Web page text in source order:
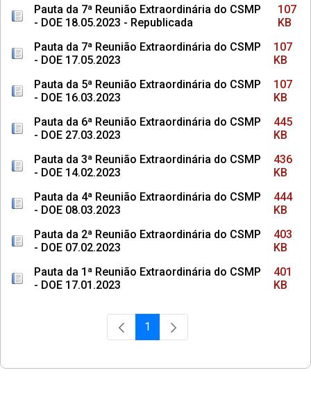
Pauta da 7ª Reunião Extraordinária do CSMP
- DOE 18.05.2023 - Republicada
107
KB
Pauta da 7ª Reunião Extraordinária do CSMP
- DOE 17.05.2023
107
KB
Pauta da 5ª Reunião Extraordinária do CSMP
- DOE 16.03.2023
107
KB
Pauta da 6ª Reunião Extraordinária do CSMP
- DOE 27.03.2023
445
KB
Pauta da 3ª Reunião Extraordinária do CSMP
- DOE 14.02.2023
436
KB
Pauta da 4ª Reunião Extraordinária do CSMP
- DOE 08.03.2023
444
KB
Pauta da 2ª Reunião Extraordinária do CSMP
- DOE 07.02.2023
403
KB
Pauta da 1ª Reunião Extraordinária do CSMP
- DOE 17.01.2023
401
KB
Página
1